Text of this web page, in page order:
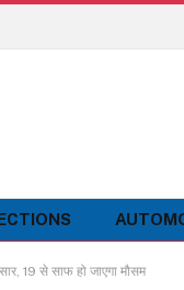
19 से साफ हो जाएगा मौसम